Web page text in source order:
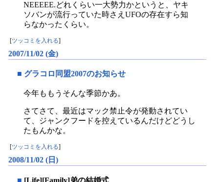
NEEEEE.どれくらい一大勢力かというと、ヤキ
ソバンが流行っていた時さえUFOの存在すら知
らなかったくらい。
ツッコミを入れる
2007/11/02 (金)
■ グラコロ同盟2007のお知らせ
今年ももうそんな季節かあ。
さてさて、最近はマック禁止令が発動されてい
て、ジャンクフードを控えているんだけどどうし
たもんかな。
ツッコミを入れる
2008/11/02 (日)
■ [Life][Family]弟の結婚式